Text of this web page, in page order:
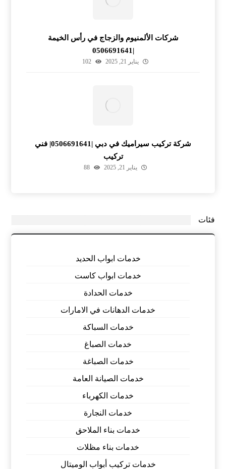
شركات الألمنيوم والزجاج في رأس الخيمة
|0506691641
يناير 21, 2025 102
شركة تركيب سيراميك في دبي |0506691641| فني
تركيب
يناير 21, 2025 88
فئات
خدمات ابواب الحديد
خدمات ابواب كاست
خدمات الحدادة
خدمات الدهانات في الامارات
خدمات السباكة
خدمات الصباغ
خدمات الصباغة
خدمات الصيانة العامة
خدمات الكهرباء
خدمات النجارة
خدمات بناء الملاحق
خدمات بناء مظلات
خدمات تركيب أبواب الوميتال